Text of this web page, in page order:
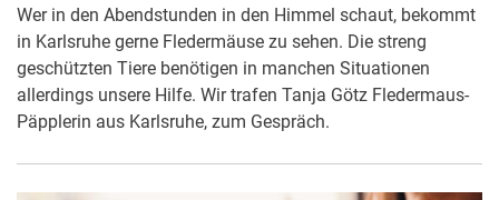
Wer in den Abendstunden in den Himmel schaut, bekommt
in Karlsruhe gerne Fledermäuse zu sehen. Die streng
geschützten Tiere benötigen in manchen Situationen
allerdings unsere Hilfe. Wir trafen Tanja Götz Fledermaus-
Päpplerin aus Karlsruhe, zum Gespräch.